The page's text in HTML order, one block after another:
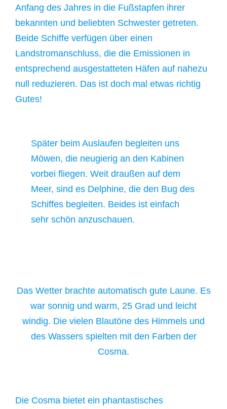
Anfang des Jahres in die Fußstapfen ihrer
bekannten und beliebten Schwester getreten.
Beide Schiffe verfügen über einen
Landstromanschluss, die die Emissionen in
entsprechend ausgestatteten Häfen auf nahezu
null reduzieren. Das ist doch mal etwas richtig
Gutes!
Später beim Auslaufen begleiten uns
Möwen, die neugierig an den Kabinen
vorbei fliegen. Weit draußen auf dem
Meer, sind es Delphine, die den Bug des
Schiffes begleiten. Beides ist einfach
sehr schön anzuschauen.
Das Wetter brachte automatisch gute Laune. Es
war sonnig und warm, 25 Grad und leicht
windig. Die vielen Blautöne des Himmels und
des Wassers spielten mit den Farben der
Cosma.
Die Cosma bietet ein phantastisches